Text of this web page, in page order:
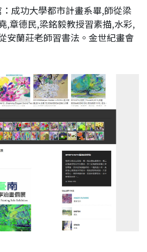
成功大學都市計畫系畢,師從梁
,章德民,梁銘毅教授習素描,水彩,
安蘭莊老師習書法。金世紀畫會